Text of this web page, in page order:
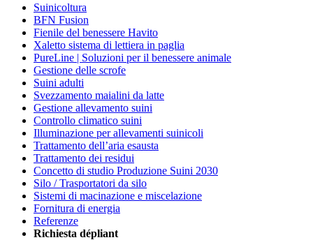
Suinicoltura
BFN Fusion
Fienile del benessere Havito
Xaletto sistema di lettiera in paglia
PureLine | Soluzioni per il benessere animale
Gestione delle scrofe
Suini adulti
Svezzamento maialini da latte
Gestione allevamento suini
Controllo climatico suini
Illuminazione per allevamenti suinicoli
Trattamento dell’aria esausta
Trattamento dei residui
Concetto di studio Produzione Suini 2030
Silo / Trasportatori da silo
Sistemi di macinazione e miscelazione
Fornitura di energia
Referenze
Richiesta dépliant